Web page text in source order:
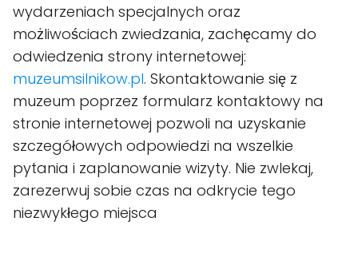
wydarzeniach specjalnych oraz
możliwościach zwiedzania, zachęcamy do
odwiedzenia strony internetowej:
muzeumsilnikow.pl. Skontaktowanie się z
muzeum poprzez formularz kontaktowy na
stronie internetowej pozwoli na uzyskanie
szczegółowych odpowiedzi na wszelkie
pytania i zaplanowanie wizyty. Nie zwlekaj,
zarezerwuj sobie czas na odkrycie tego
niezwykłego miejsca